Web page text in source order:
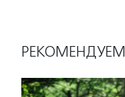
РЕКОМЕНДУЕМ